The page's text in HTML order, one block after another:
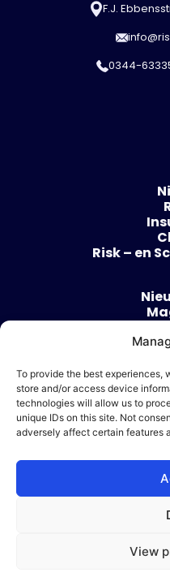
To provide the best experiences,
store and/or access device
technologies will allow us to
unique IDs on this site. Not
adversely affect certain features
View
F.J.
0344-
Risk – en
Ik wil
© 2026
| Design &